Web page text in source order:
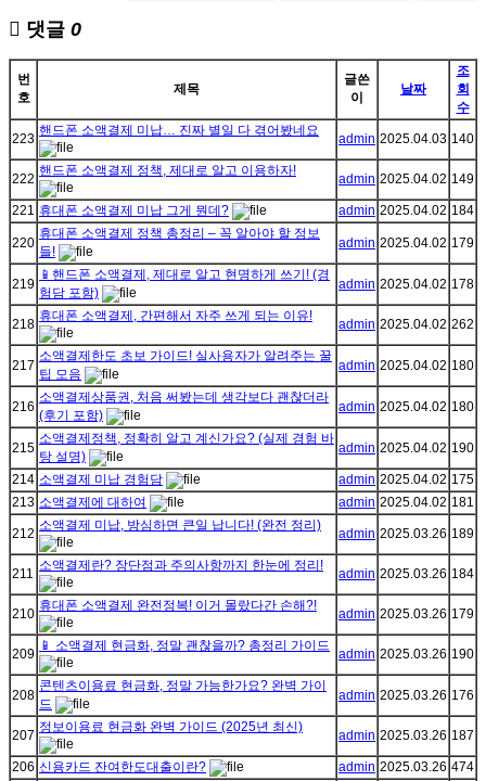
댓글 0
번
호
제목
글쓴
이
날짜
조
회
수
223
핸드폰 소액결제 미납… 진짜 별일 다 겪어봤네요
admin 2025.04.03 140
222
핸드폰 소액결제 정책, 제대로 알고 이용하자!
admin 2025.04.02 149
221 휴대폰 소액결제 미납 그게 뭔데? admin 2025.04.02 184
220
휴대폰 소액결제 정책 총정리 – 꼭 알아야 할 정보
들!
admin 2025.04.02 179
219
📱핸드폰 소액결제, 제대로 알고 현명하게 쓰기! (경
험담 포함)
admin 2025.04.02 178
218
휴대폰 소액결제, 간편해서 자주 쓰게 되는 이유!
admin 2025.04.02 262
217
소액결제한도 초보 가이드! 실사용자가 알려주는 꿀
팁 모음
admin 2025.04.02 180
216
소액결제상품권, 처음 써봤는데 생각보다 괜찮더라
(후기 포함)
admin 2025.04.02 180
215
소액결제정책, 정확히 알고 계신가요? (실제 경험 바
탕 설명)
admin 2025.04.02 190
214 소액결제 미납 경험담 admin 2025.04.02 175
213 소액결제에 대하여 admin 2025.04.02 181
212
소액결제 미납, 방심하면 큰일 납니다! (완전 정리)
admin 2025.03.26 189
211
소액결제란? 장단점과 주의사항까지 한눈에 정리!
admin 2025.03.26 184
210
휴대폰 소액결제 완전정복! 이거 몰랐다간 손해?!
admin 2025.03.26 179
209
📱 소액결제 현금화, 정말 괜찮을까? 총정리 가이드
admin 2025.03.26 190
208
콘텐츠이용료 현금화, 정말 가능한가요? 완벽 가이
드
admin 2025.03.26 176
207
정보이용료 현금화 완벽 가이드 (2025년 최신)
admin 2025.03.26 187
206 신용카드 잔여한도대출이란? admin 2025.03.26 474